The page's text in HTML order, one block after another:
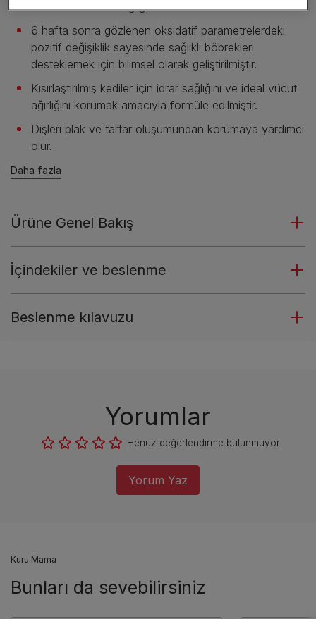
kedinizin böbrek sağlığınının korunmasına destek olur.
6 hafta sonra gözlenen oksidatif parametrelerdeki
pozitif değişiklik sayesinde sağlıklı böbrekleri
desteklemek için bilimsel olarak geliştirilmiştir.
Kısırlaştırılmış kediler için idrar sağlığını ve ideal vücut
ağırlığını korumak amacıyla formüle edilmiştir.
Dişleri plak ve tartar oluşumundan korumaya yardımcı
olur.
Daha fazla
Ürüne Genel Bakış
İçindekiler ve beslenme
Beslenme kılavuzu
Yorumlar
Henüz değerlendirme bulunmuyor
Yorum Yaz
Kuru Mama
Bunları da sevebilirsiniz